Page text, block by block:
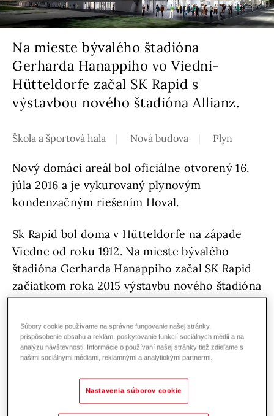
Na mieste bývalého štadióna
Gerharda Hanappiho vo Viedni-
Hütteldorfe začal SK Rapid s
výstavbou nového štadióna Allianz.
Škola a športová hala Nová budova Plyn
Nový domáci areál bol oficiálne otvorený 16.
júla 2016 a je vykurovaný plynovým
kondenzačným riešením Hoval.
Sk Rapid bol doma v Hütteldorfe na západe
Viedne od roku 1912. Na mieste bývalého
štadióna Gerharda Hanappiho začal SK Rapid
začiatkom roka 2015 výstavbu nového štadióna
Allianz. Už po 17 mesiacoch výstavby, stavebná
firma STRABAG odovzdala štadión ŠK Rapid.
To sa teraz používa od sezóny 2016/2017.
Súbory cookie používame na správne fungovanie našej stránky,
prispôsobenie obsahu a reklám, poskytovanie funkcií sociálnych médií a na
analýzu návštevnosti. Informácie o používaní našej stránky tiež zdieľame s
našimi sociálnymi médiami, reklamnými a analytickými partnermi.
Nastavenia súborov cookie